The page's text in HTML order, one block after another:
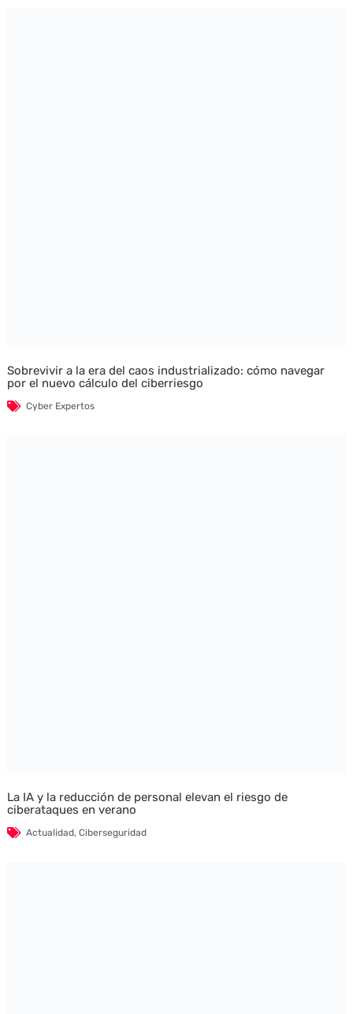
Sobrevivir a la era del caos industrializado: cómo navegar
por el nuevo cálculo del ciberriesgo
Cyber Expertos
La IA y la reducción de personal elevan el riesgo de
ciberataques en verano
Actualidad, Ciberseguridad